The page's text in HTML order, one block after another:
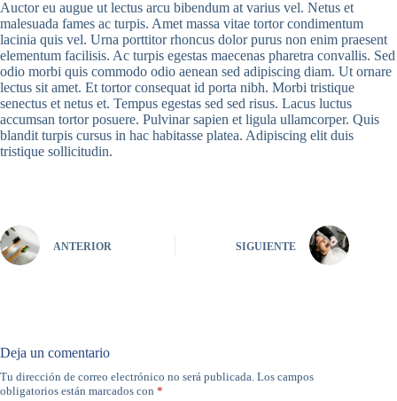
Auctor eu augue ut lectus arcu bibendum at varius vel. Netus et
malesuada fames ac turpis. Amet massa vitae tortor condimentum
lacinia quis vel. Urna porttitor rhoncus dolor purus non enim praesent
elementum facilisis. Ac turpis egestas maecenas pharetra convallis. Sed
odio morbi quis commodo odio aenean sed adipiscing diam. Ut ornare
lectus sit amet. Et tortor consequat id porta nibh. Morbi tristique
senectus et netus et. Tempus egestas sed sed risus. Lacus luctus
accumsan tortor posuere. Pulvinar sapien et ligula ullamcorper. Quis
blandit turpis cursus in hac habitasse platea. Adipiscing elit duis
tristique sollicitudin.
ANTERIOR SIGUIENTE
Deja un comentario
Tu dirección de correo electrónico no será publicada. Los campos
obligatorios están marcados con *